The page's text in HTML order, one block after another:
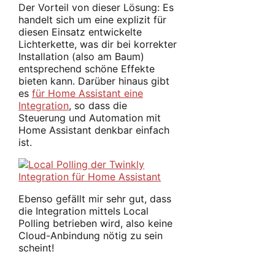
Der Vorteil von dieser Lösung: Es
handelt sich um eine explizit für
diesen Einsatz entwickelte
Lichterkette, was dir bei korrekter
Installation (also am Baum)
entsprechend schöne Effekte
bieten kann. Darüber hinaus gibt
es für Home Assistant eine
Integration, so dass die
Steuerung und Automation mit
Home Assistant denkbar einfach
ist.
Ebenso gefällt mir sehr gut, dass
die Integration mittels Local
Polling betrieben wird, also keine
Cloud-Anbindung nötig zu sein
scheint!